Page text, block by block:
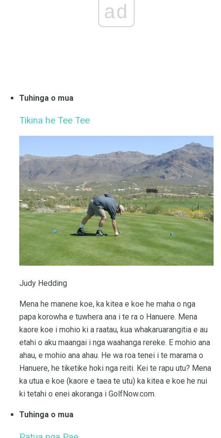
ad
Tuhinga o mua
Tikina he Tee Tee
Judy Hedding
Mena he manene koe, ka kitea e koe he maha o nga
papa korowha e tuwhera ana i te ra o Hanuere. Mena
kaore koe i mohio ki a raatau, kua whakaruarangitia e au
etahi o aku maangai i nga waahanga rereke. E mohio ana
ahau, e mohio ana ahau. He wa roa tenei i te marama o
Hanuere, he tiketike hoki nga reiti. Kei te rapu utu? Mena
ka utua e koe (kaore e taea te utu) ka kitea e koe he nui
ki tetahi o enei akoranga i GolfNow.com.
Tuhinga o mua